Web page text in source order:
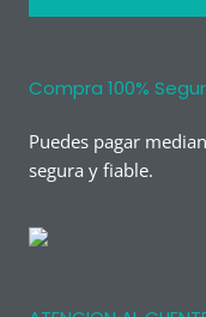
Compra 100%
Puedes pagar
segura y fiable.